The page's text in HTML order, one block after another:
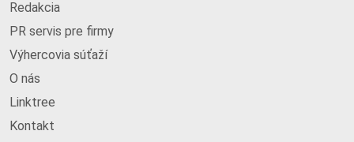
Redakcia
PR servis pre firmy
Výhercovia súťaží
O nás
Linktree
Kontakt